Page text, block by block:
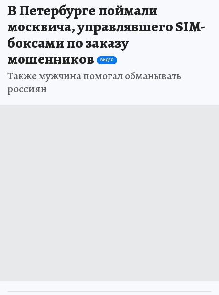
В Петербурге поймали
москвича, управлявшего SIM-
боксами по заказу
мошенников
ВИДЕО
Также мужчина помогал обманывать
россиян